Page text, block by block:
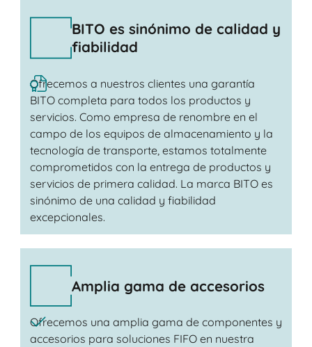
BITO es sinónimo de calidad y
fiabilidad
Ofrecemos a nuestros clientes una garantía
BITO completa para todos los productos y
servicios. Como empresa de renombre en el
campo de los equipos de almacenamiento y la
tecnología de transporte, estamos totalmente
comprometidos con la entrega de productos y
servicios de primera calidad. La marca BITO es
sinónimo de una calidad y fiabilidad
excepcionales.
Amplia gama de accesorios
Ofrecemos una amplia gama de componentes y
accesorios para soluciones FIFO en nuestra